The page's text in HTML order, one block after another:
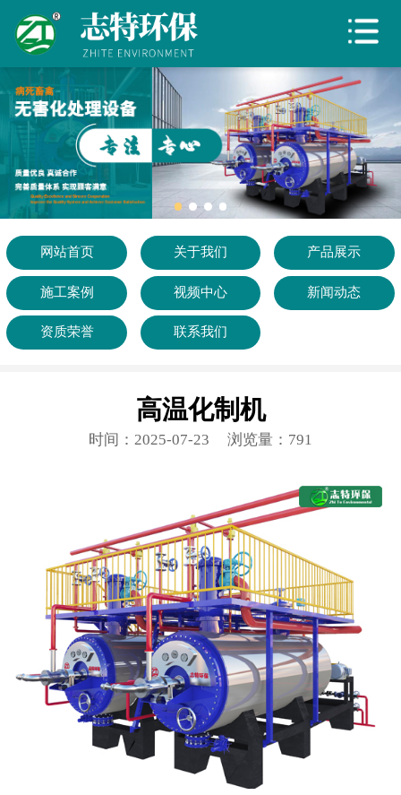
关于我们
产品展示
施工案例
视频中心
新闻动态
资质荣誉
联系我们
网站首页 关于我们 产品展示
施工案例 视频中心 新闻动态
资质荣誉 联系我们
高温化制机
时间：2025-07-23 浏览量：791